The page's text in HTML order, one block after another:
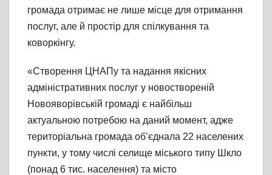
громада отримає не лише місце для отримання
послуг, але й простір для спілкування та
коворкінгу.
«Створення ЦНАПу та надання якісних
адміністративних послуг у новоствореній
Новояворівській громаді є найбільш
актуальною потребою на даний момент, адже
територіальна громада об’єднала 22 населених
пункти, у тому числі селище міського типу Шкло
(понад 6 тис. населення) та місто